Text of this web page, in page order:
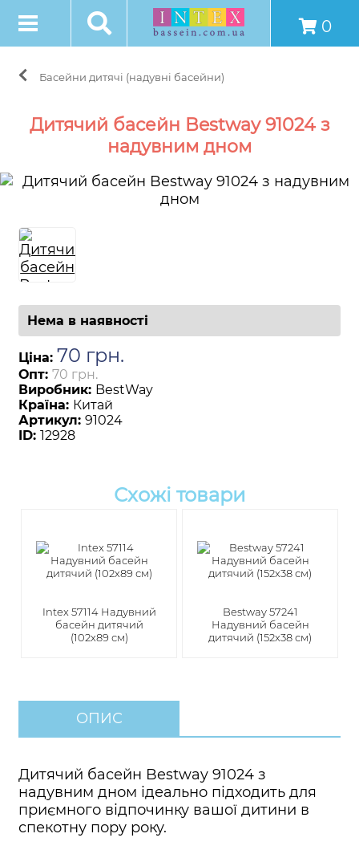
0
Басейни дитячі (надувні басейни)
Дитячий басейн Bestway 91024 з
надувним дном
Нема в наявності
Ціна: 70 грн.
Опт: 70 грн.
Виробник: BestWay
Країна: Китай
Артикул: 91024
ID: 12928
Схожі товари
Intex 57114 Надувний
басейн дитячий
(102х89 см)
Bestway 57241
Надувний басейн
дитячий (152х38 см)
ОПИС
Дитячий басейн Bestway 91024 з
надувним дном ідеально підходить для
приємного відпочинку вашої дитини в
спекотну пору року.